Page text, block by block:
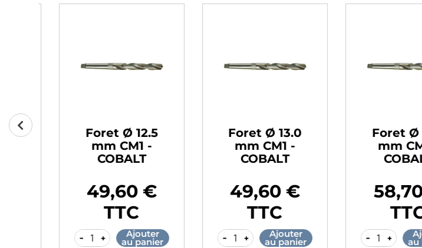
Foret Ø 12.5
mm CM1 -
COBALT
49,60 €
TTC
+ Ajouter
au panier
Foret Ø 13.0
mm CM1 -
COBALT
49,60 €
TTC
+ Ajouter
au panier
Foret Ø
mm CM1
COBALT
58,70
TTC
+ au